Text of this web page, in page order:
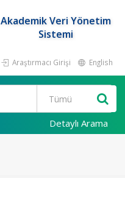
Akademik Veri Yönetim
Sistemi
Araştırmacı Girişi English
Detaylı Arama